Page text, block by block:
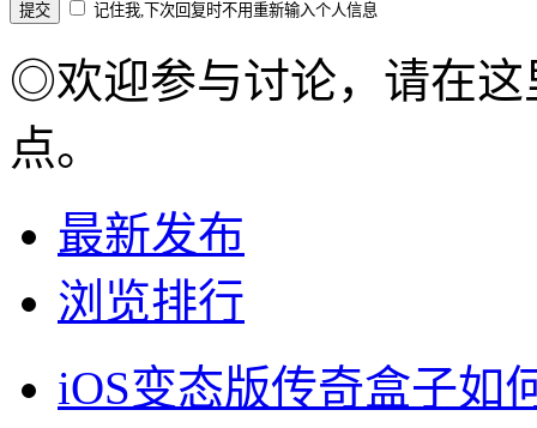
记住我,下次回复时不用重新输入个人信息
◎欢迎参与讨论，请在这
点。
最新发布
浏览排行
iOS变态版传奇盒子如